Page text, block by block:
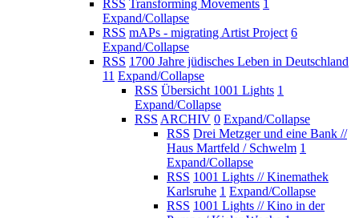
RSS Transforming Movements 1
Expand/Collapse
RSS mAPs - migrating Artist Project 6
Expand/Collapse
RSS 1700 Jahre jüdisches Leben in Deutschland
11 Expand/Collapse
RSS Übersicht 1001 Lights 1
Expand/Collapse
RSS ARCHIV 0 Expand/Collapse
RSS Drei Metzger und eine Bank //
Haus Martfeld / Schwelm 1
Expand/Collapse
RSS 1001 Lights // Kinemathek
Karlsruhe 1 Expand/Collapse
RSS 1001 Lights // Kino in der